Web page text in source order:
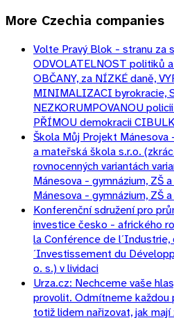
More Czechia companies
Volte Pravý Blok - stranu za
ODVOLATELNOST politiků
OBČANY, za NÍZKÉ daně,
MINIMALIZACI byrokracie,
NEZKORUMPOVANOU
PŘÍMOU demokracii
Škola Můj Projekt Mánesova
a mateřská škola s.r.o.
rovnocenných variantách
Mánesova - gymnázium, ZŠ
Mánesova - gymnázium, ZŠ
Konferenční sdružení pro
investice česko - afrického
la Conférence de
´Investissement du
o. s.) v lividaci
Urza.cz: Nechceme vaše
provolit. Odmítneme
totiž lidem nařizovat, jak